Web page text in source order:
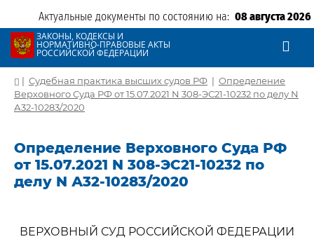
Актуальные документы по состоянию на: 08 августа 2026
ЗАКОНЫ, КОДЕКСЫ И
НОРМАТИВНО-ПРАВОВЫЕ АКТЫ
РОССИЙСКОЙ ФЕДЕРАЦИИ
| Судебная практика высших судов РФ | Определение
Верховного Суда РФ от 15.07.2021 N 308-ЭС21-10232 по делу N
А32-10283/2020
Определение Верховного Суда РФ
от 15.07.2021 N 308-ЭС21-10232 по
делу N А32-10283/2020
ВЕРХОВНЫЙ СУД РОССИЙСКОЙ ФЕДЕРАЦИИ